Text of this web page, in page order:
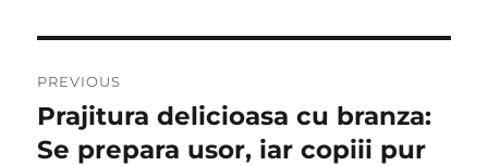
navigation
PREVIOUS
Previous
post:
Prajitura delicioasa cu branza:
Se prepara usor, iar copiii pur